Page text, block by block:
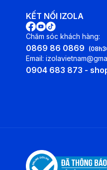
KẾT NỐI IZOLA
Chăm sóc khách hàng:
0869 86 0869
Email:
0904 683 873 -